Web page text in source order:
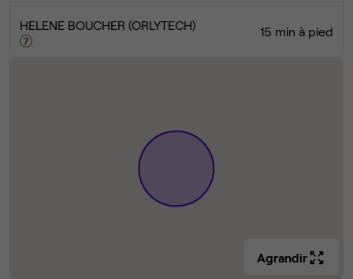
HELENE BOUCHER (ORLYTECH) 15 min à pied
Agrandir